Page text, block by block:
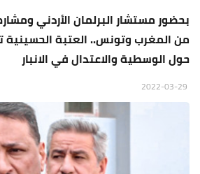
بحضور مستشار البرلمان الأردني
من المغرب وتونس.. العتبة
حول الوسطية والاعتدال في الانبار